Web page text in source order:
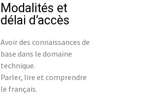
Modalités et
délai d’accès
Avoir des connaissances de
base dans le domaine
technique.
Parler, lire et comprendre
le français.